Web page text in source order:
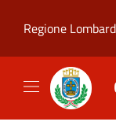
Regione